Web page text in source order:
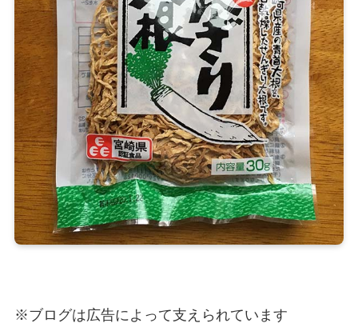
※ブログは広告によって支えられています